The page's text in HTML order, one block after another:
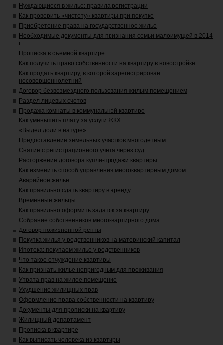
Нуждающиеся в жилье: правила регистрации
Как проверить «чистоту» квартиры при покупке
Приобретение права на государственное жилье
Необходимые документы для признания семьи малоимущей в 2014
г.
Прописка в съемной квартире
Как получить право собственности на квартиру в новостройке
Как продать квартиру, в которой зарегистрирован
несовершеннолетний
Договор безвозмездного пользования жилым помещением
Раздел лицевых счетов
Продажа комнаты в коммунальной квартире
Как уменьшить плату за услуги ЖКХ
«Выдел доли в натуре»
Предоставление земельных участков многодетным
Снятие с регистрационного учета через суд
Расторжение договора купли-продажи квартиры
Как изменить способ управления многоквартирным домом
Аварийное жилье
Как правильно сдать квартиру в аренду
Временные жильцы
Как правильно оформить задаток за квартиру
Собрание собственников многоквартирного дома
Договор пожизненной ренты
Покупка жилья у родственников на материнский капитал
Ипотека: покупаем жилье у родственников
Что такое отчуждение квартиры
Как признать жилье непригодным для проживания
Утрата прав на жилое помещение
Ухудшение жилищных прав
Оформление права собственности на квартиру
Документы для прописки на квартиру
Жилищный департамент
Прописка в квартире
Как выписать человека из квартиры